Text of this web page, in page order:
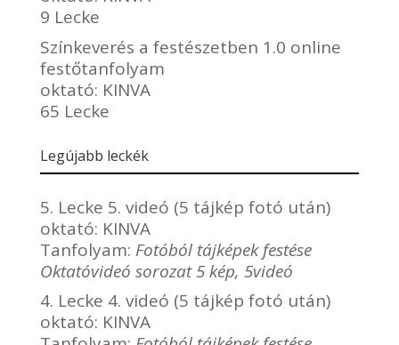
9 Lecke
Színkeverés a festészetben 1.0 online
festőtanfolyam
oktató: KINVA
65 Lecke
Legújabb leckék
5. Lecke 5. videó (5 tájkép fotó után)
oktató: KINVA
Tanfolyam: Fotóból tájképek festése
Oktatóvideó sorozat 5 kép, 5videó
4. Lecke 4. videó (5 tájkép fotó után)
oktató: KINVA